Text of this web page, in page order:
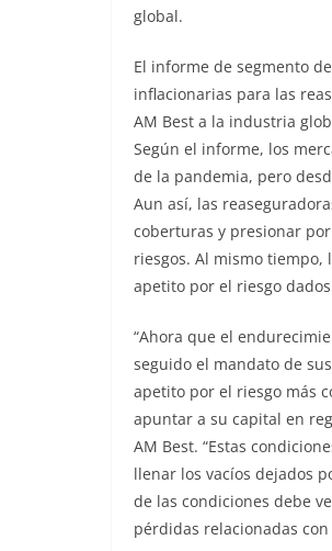
global.
El informe de segmento
inflacionarias para las
AM Best a la industria
Según el informe, los
de la pandemia, pero
Aun así, las
coberturas y presionar
riesgos. Al mismo
apetito por el riesgo
“Ahora que el
seguido el mandato de
apetito por el riesgo más
apuntar a su capital en
AM Best. “Estas
llenar los vacíos dejados
de las condiciones debe
pérdidas relacionadas con